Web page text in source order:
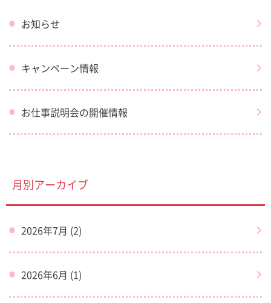
お知らせ
キャンペーン情報
お仕事説明会の開催情報
月別アーカイブ
2026年7月 (2)
2026年6月 (1)